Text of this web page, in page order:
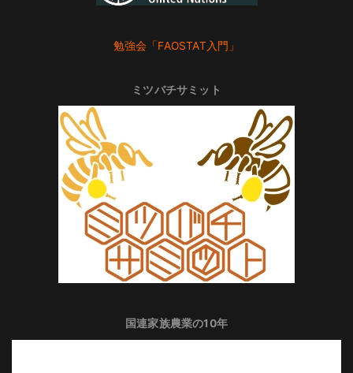
勉強会「FAOSTAT入門」
ミツバチサミット
国連家族農業の10年